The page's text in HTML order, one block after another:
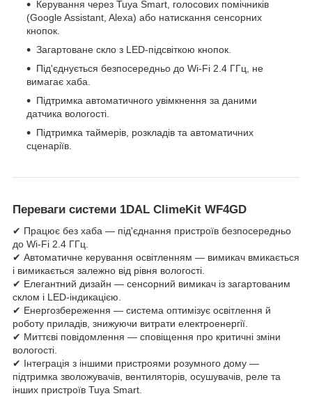
Керування через Tuya Smart, голосових помічників
(Google Assistant, Alexa) або натискання сенсорних
кнопок.
Загартоване скло з LED-підсвіткою кнопок.
Під'єднується безпосередньо до Wi-Fi 2.4 ГГц, не
вимагає хаба.
Підтримка автоматичного увімкнення за даними
датчика вологості.
Підтримка таймерів, розкладів та автоматичних
сценаріїв.
Переваги системи 1DAL ClimeKit WF4GD
✔ Працює без хаба — під'єднання пристроїв безпосередньо
до Wi-Fi 2.4 ГГц.
✔ Автоматичне керування освітленням — вимикач вмикається
і вимикається залежно від рівня вологості.
✔ Елегантний дизайн — сенсорний вимикач із загартованим
склом і LED-індикацією.
✔ Енергозбереження — система оптимізує освітлення й
роботу приладів, знижуючи витрати електроенергії.
✔ Миттєві повідомлення — сповіщення про критичні зміни
вологості.
✔ Інтеграція з іншими пристроями розумного дому —
підтримка зволожувачів, вентиляторів, осушувачів, реле та
інших пристроїв Tuya Smart.